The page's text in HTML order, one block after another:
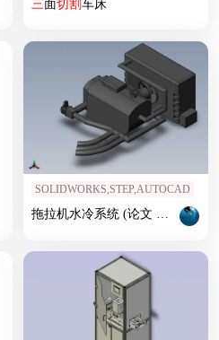
三面切割车床
SOLIDWORKS,STEP,AUTOCAD
拖拉机水冷系统 (论文
三维 二维